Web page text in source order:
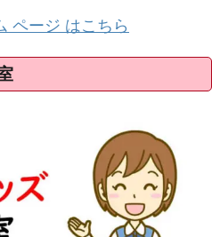
ページ はこちら